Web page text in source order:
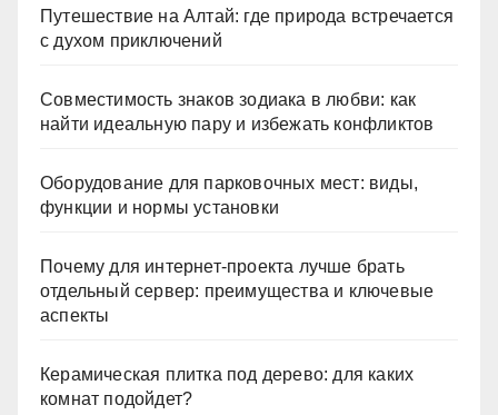
Путешествие на Алтай: где природа встречается
с духом приключений
Совместимость знаков зодиака в любви: как
найти идеальную пару и избежать конфликтов
Оборудование для парковочных мест: виды,
функции и нормы установки
Почему для интернет-проекта лучше брать
отдельный сервер: преимущества и ключевые
аспекты
Керамическая плитка под дерево: для каких
комнат подойдет?